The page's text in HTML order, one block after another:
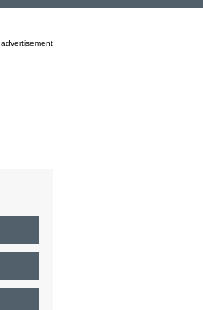
advertisement